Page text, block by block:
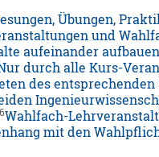
Übungen,
und
aufeinander
durch alle Kurs-
des
6Wahlfach-
mit den